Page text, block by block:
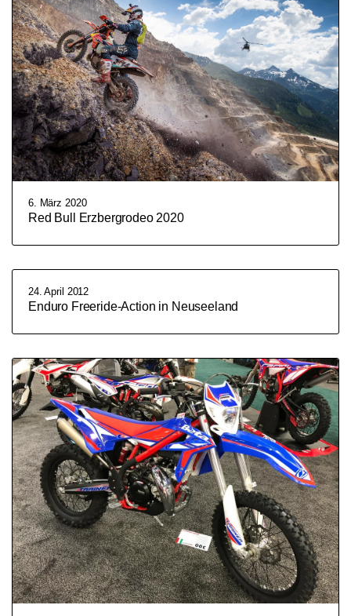
6. März 2020
Red Bull Erzbergrodeo 2020
24. April 2012
Enduro Freeride-Action in Neuseeland